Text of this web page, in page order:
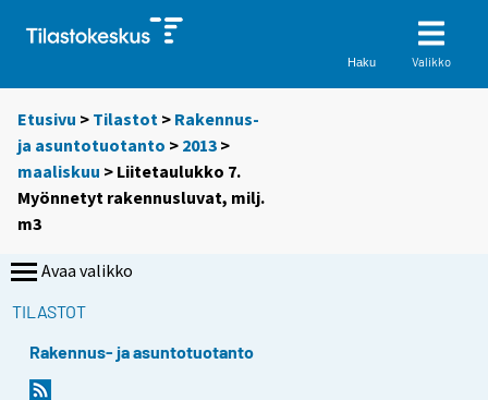
Haku Valikko
Etusivu > Tilastot > Rakennus-
ja asuntotuotanto > 2013 >
maaliskuu > Liitetaulukko 7.
Myönnetyt rakennusluvat, milj.
m3
Avaa valikko
TILASTOT
Rakennus- ja asuntotuotanto